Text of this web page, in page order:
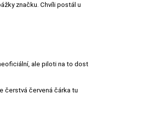
značku. Chvíli postál u
ale piloti na to dost
čerstvá červená čárka tu